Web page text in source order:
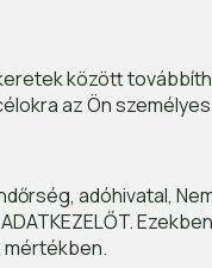
között
az Ön
adóhivatal,